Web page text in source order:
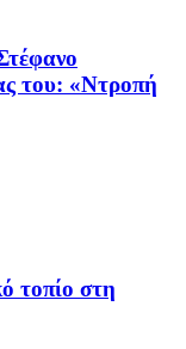
του: «Ντροπή
τοπίο στη